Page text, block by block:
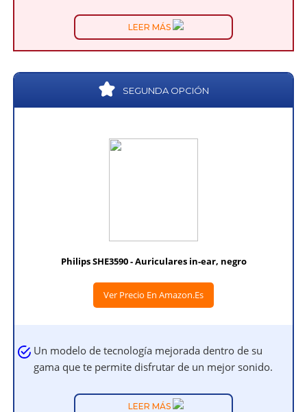
LEER MÁS
SEGUNDA OPCIÓN
Philips SHE3590 - Auriculares in-ear, negro
Ver Precio En Amazon.es
Un modelo de tecnología mejorada dentro de su
gama que te permite disfrutar de un mejor sonido.
LEER MÁS